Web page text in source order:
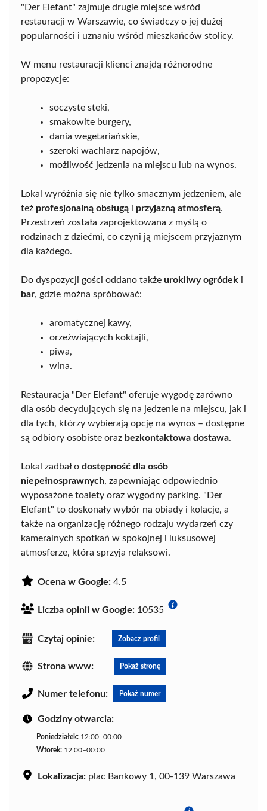
"Der Elefant" zajmuje drugie miejsce wśród
restauracji w Warszawie, co świadczy o jej dużej
popularności i uznaniu wśród mieszkańców stolicy.
W menu restauracji klienci znajdą różnorodne
propozycje:
soczyste steki,
smakowite burgery,
dania wegetariańskie,
szeroki wachlarz napojów,
możliwość jedzenia na miejscu lub na wynos.
Lokal wyróżnia się nie tylko smacznym jedzeniem, ale
też profesjonalną obsługą i przyjazną atmosferą.
Przestrzeń została zaprojektowana z myślą o
rodzinach z dziećmi, co czyni ją miejscem przyjaznym
dla każdego.
Do dyspozycji gości oddano także urokliwy ogródek i
bar, gdzie można spróbować:
aromatycznej kawy,
orzeźwiających koktajli,
piwa,
wina.
Restauracja "Der Elefant" oferuje wygodę zarówno
dla osób decydujących się na jedzenie na miejscu, jak i
dla tych, którzy wybierają opcję na wynos – dostępne
są odbiory osobiste oraz bezkontaktowa dostawa.
Lokal zadbał o dostępność dla osób
niepełnosprawnych, zapewniając odpowiednio
wyposażone toalety oraz wygodny parking. "Der
Elefant" to doskonały wybór na obiady i kolacje, a
także na organizację różnego rodzaju wydarzeń czy
kameralnych spotkań w spokojnej i luksusowej
atmosferze, która sprzyja relaksowi.
Ocena w Google: 4.5
Liczba opinii w Google: 10535
Czytaj opinie: Zobacz profil
Strona www: Pokaż stronę
Numer telefonu: Pokaż numer
Godziny otwarcia:
Poniedziałek: 12:00–00:00
Wtorek: 12:00–00:00
Lokalizacja: plac Bankowy 1, 00-139 Warszawa